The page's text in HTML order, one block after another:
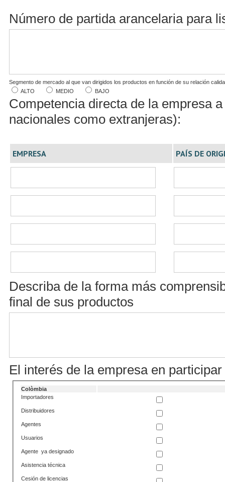
Número de partida arancelaria para
Segmento de mercado al que van dirigidos los productos en función de su relación
ALTO
MEDIO BAJO
Competencia directa de la empresa
nacionales como extranjeras):
EMPRESA PAÍS DE
Describa de la forma más
final de sus productos
El interés de la empresa en
Colòmbia
Importadores
Distribuidores
Agentes
Usuarios
Agente ya designado
Asistencia técnica
Cesión de licencias